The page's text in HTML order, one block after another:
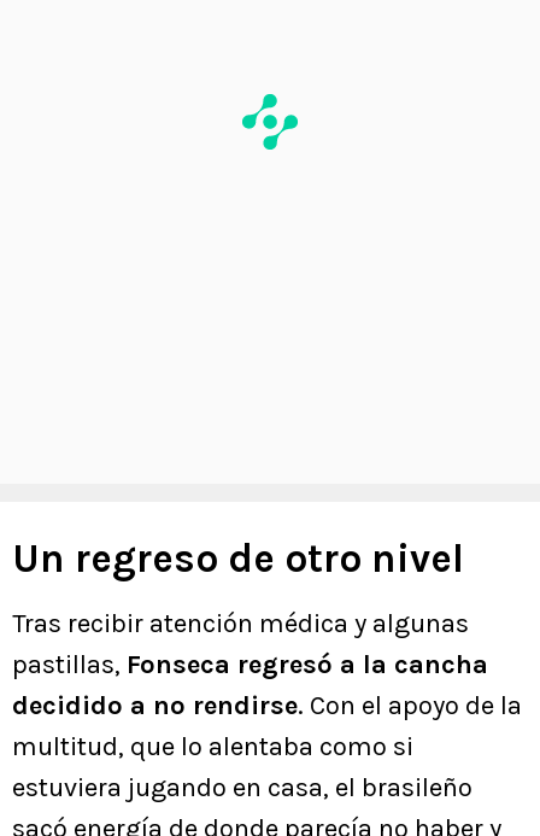
Un regreso de otro nivel
Tras recibir atención médica y algunas
pastillas, Fonseca regresó a la cancha
decidido a no rendirse. Con el apoyo de la
multitud, que lo alentaba como si
estuviera jugando en casa, el brasileño
sacó energía de donde parecía no haber y